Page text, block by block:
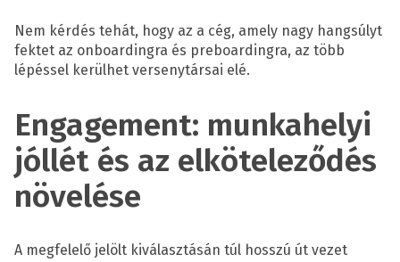
Nem kérdés tehát, hogy az a cég, amely nagy hangsúlyt
fektet az onboardingra és preboardingra, az több
lépéssel kerülhet versenytársai elé.
Engagement: munkahelyi
jóllét és az elköteleződés
növelése
A megfelelő jelölt kiválasztásán túl hosszú út vezet